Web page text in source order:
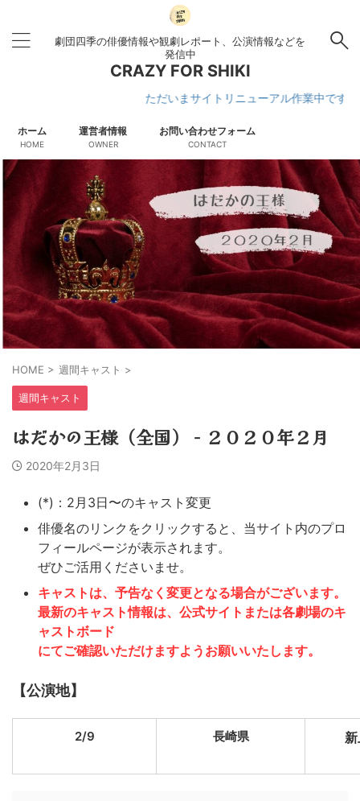
劇団四季の俳優情報や観劇レポート、公演情報などを
発信中
CRAZY FOR SHIKI
ただいまサイトリニューアル作業中です
ホーム
HOME
運営者情報
OWNER
お問い合わせフォーム
CONTACT
HOME > 週間キャスト >
週間キャスト
はだかの王様（全国） − ２０２０年２月
2020年2月3日
(*)：2月3日〜のキャスト変更
俳優名のリンクをクリックすると、当サイト内のプロ
フィールページが表示されます。
ぜひご活用くださいませ。
キャストは、予告なく変更となる場合がございます。
最新のキャスト情報は、公式サイトまたは各劇場のキ
ャストボード
にてご確認いただけますようお願いいたします。
【公演地】
2/9 長崎県